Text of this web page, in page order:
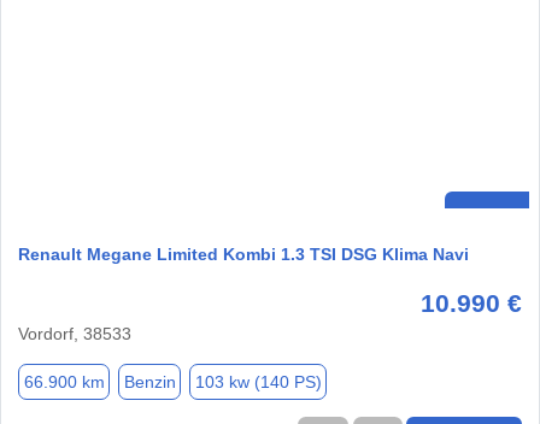
Renault Megane Limited Kombi 1.3 TSI DSG Klima Navi
10.990 €
Vordorf, 38533
66.900 km Benzin 103 kw (140 PS)